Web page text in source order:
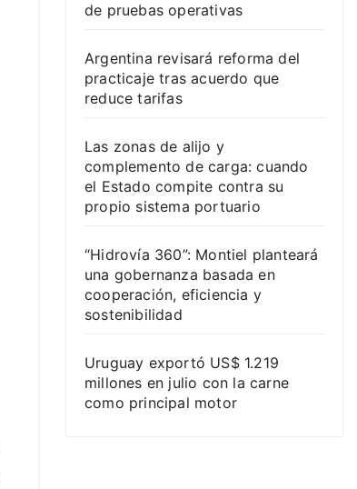
de pruebas operativas
Argentina revisará reforma del
practicaje tras acuerdo que
reduce tarifas
Las zonas de alijo y
complemento de carga: cuando
el Estado compite contra su
propio sistema portuario
“Hidrovía 360”: Montiel planteará
una gobernanza basada en
cooperación, eficiencia y
sostenibilidad
Uruguay exportó US$ 1.219
millones en julio con la carne
como principal motor